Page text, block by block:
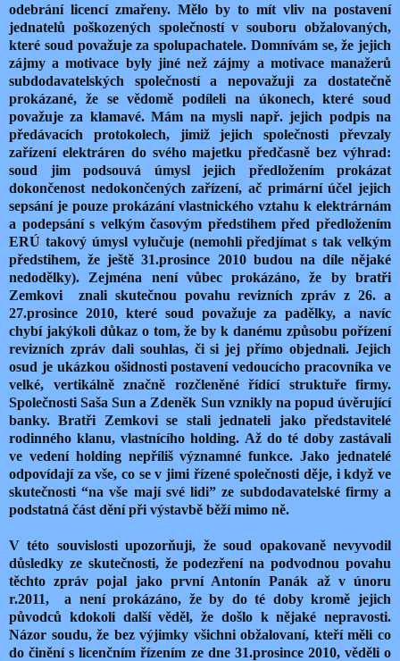
odebrání licencí zmařeny. Mělo by to mít vliv na postavení
jednatelů poškozených společností v souboru obžalovaných,
které soud považuje za spolupachatele. Domnívám se, že jejich
zájmy a motivace byly jiné než zájmy a motivace manažerů
subdodavatelských společností a nepovažuji za dostatečně
prokázané, že se vědomě podíleli na úkonech, které soud
považuje za klamavé. Mám na mysli např. jejich podpis na
předávacích protokolech, jimiž jejich společnosti převzaly
zařízení elektráren do svého majetku předčasně bez výhrad:
soud jim podsouvá úmysl jejich předložením prokázat
dokončenost nedokončených zařízení, ač primární účel jejich
sepsání je pouze prokázání vlastnického vztahu k elektrárnám
a podepsání s velkým časovým předstihem před předložením
ERÚ takový úmysl vylučuje (nemohli předjímat s tak velkým
předstihem, že ještě 31.prosince 2010 budou na díle nějaké
nedodělky). Zejména není vůbec prokázáno, že by bratři
Zemkovi znali skutečnou povahu revizních zpráv z 26. a
27.prosince 2010, které soud považuje za padělky, a navíc
chybí jakýkoli důkaz o tom, že by k danému způsobu pořízení
revizních zpráv dali souhlas, či si jej přímo objednali. Jejich
osud je ukázkou ošidnosti postavení vedoucícho pracovníka ve
velké, vertikálně značně rozčleněné řídící struktuře firmy.
Společnosti Saša Sun a Zdeněk Sun vznikly na popud úvěrující
banky. Bratři Zemkovi se stali jednateli jako představitelé
rodinného klanu, vlastnícího holding. Až do té doby zastávali
ve vedení holding nepříliš významné funkce. Jako jednatelé
odpovídají za vše, co se v jimi řízené společnosti děje, i když ve
skutečnosti “na vše mají své lidi” ze subdodavatelské firmy a
podstatná část dění při výstavbě běží mimo ně.
V této souvislosti upozorňuji, že soud opakovaně nevyvodil
důsledky ze skutečnosti, že podezření na podvodnou povahu
těchto zpráv pojal jako první Antonín Panák až v únoru
r.2011, a není prokázáno, že by do té doby kromě jejich
původců kdokoli další věděl, že došlo k nějaké nepravosti.
Názor soudu, že bez výjimky všichni obžalovaní, kteří měli co
do činění s licenčním řízením ze dne 31.prosince 2010, věděli o